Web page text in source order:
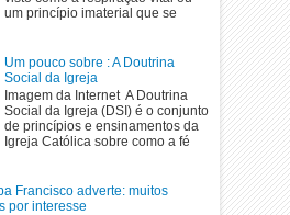
um princípio imaterial que se
Um pouco sobre : A Doutrina
Social da Igreja
Imagem da Internet A Doutrina
Social da Igreja (DSI) é o conjunto
de princípios e ensinamentos da
Igreja Católica sobre como a fé
Francisco adverte: muitos
por interesse